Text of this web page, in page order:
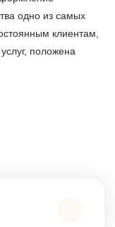
одно из самых
клиентам,
положена